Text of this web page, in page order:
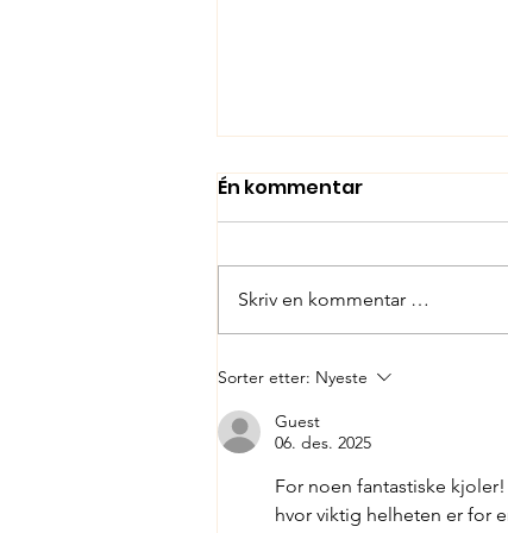
Én kommentar
Skriv en kommentar …
Sorter etter: Nyeste
Guest
06. des. 2025
For noen fantastiske
hvor viktig helheten er for